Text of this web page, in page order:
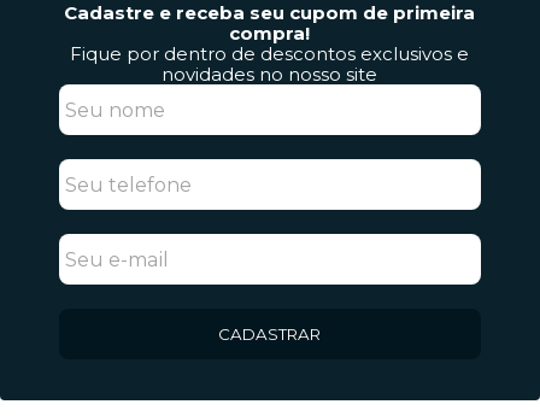
Cadastre e receba seu cupom de primeira
compra!
Fique por dentro de descontos exclusivos e
novidades no nosso site
CADASTRAR